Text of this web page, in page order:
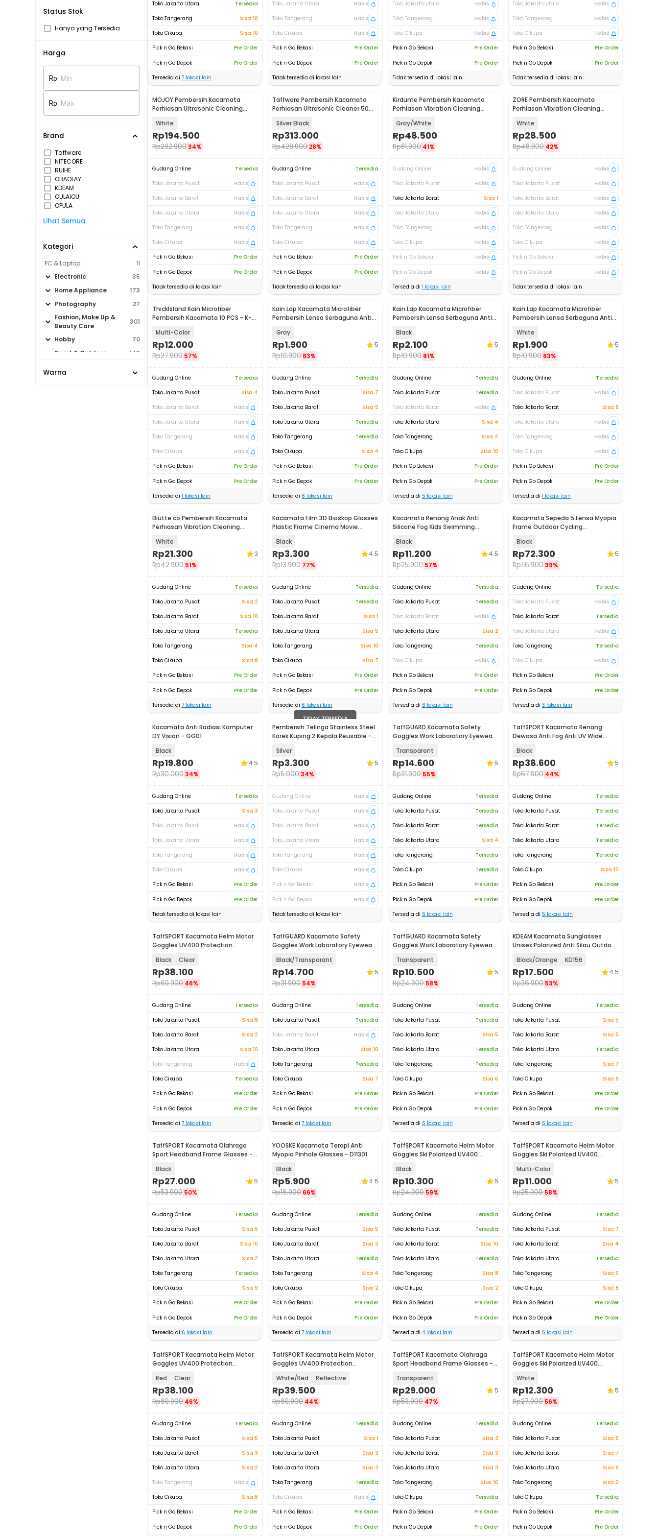
Status Stok
Hanya yang Tersedia
Harga
Rp Min
Rp Max
Brand
Taffware
NITECORE
RUIHE
OBAOLAY
KDEAM
OULAIOU
OPULA
Lihat Semua
Kategori
PC & Laptop
11
Electronic
35
Home Appliance
173
Photography
27
Fashion, Make Up &
Beauty Care
301
Hobby
70
Sport & Outdoor
143
Warna
Toko Jakarta Utara
Tersedia
Toko Tangerang
Sisa 10
Toko Cikupa
Sisa 10
Pick n Go Bekasi
Pre Order
Pick n Go Depok
Pre Order
Tersedia di 7lokasi lain
Toko Jakarta Utara
Habis
Toko Tangerang
Habis
Toko Cikupa
Habis
Pick n Go Bekasi
Pre Order
Pick n Go Depok
Pre Order
Tidak tersedia di lokasi lain
Toko Jakarta Utara
Habis
Toko Tangerang
Habis
Toko Cikupa
Habis
Pick n Go Bekasi
Pre Order
Pick n Go Depok
Pre Order
Tidak tersedia di lokasi lain
Toko Jakarta Utara
Habis
Toko Tangerang
Habis
Toko Cikupa
Habis
Pick n Go Bekasi
Pre Order
Pick n Go Depok
Pre Order
Tidak tersedia di lokasi lain
MOJOY Pembersih Kacamata
Perhiasan Ultrasonic Cleaning
White
Rp194.500
Rp292.900 34%
Gudang Online
Tersedia
Toko Jakarta Pusat
Habis
Toko Jakarta Barat
Habis
Toko Jakarta Utara
Habis
Toko Tangerang
Habis
Toko Cikupa
Habis
Pick n Go Bekasi
Pre Order
Pick n Go Depok
Pre Order
Tidak tersedia di lokasi lain
Taffware Pembersih Kacamata
Perhiasan Ultrasonic Cleaner 50W
Silver Black
Rp313.000
Rp428.900 28%
Gudang Online
Tersedia
Toko Jakarta Pusat
Habis
Toko Jakarta Barat
Habis
Toko Jakarta Utara
Habis
Toko Tangerang
Habis
Toko Cikupa
Habis
Pick n Go Bekasi
Pre Order
Pick n Go Depok
Pre Order
Tidak tersedia di lokasi lain
Kirdume Pembersih Kacamata
Perhiasan Vibration Cleaning
Gray/White
Rp48.500
Rp81.900 41%
Gudang Online
Habis
Toko Jakarta Pusat
Habis
Toko Jakarta Barat
Sisa 1
Toko Jakarta Utara
Habis
Toko Tangerang
Habis
Toko Cikupa
Habis
Pick n Go Bekasi
Habis
Pick n Go Depok
Habis
Tersedia di 1 lokasi lain
Akan Datang
ZORE Pembersih Kacamata
Perhiasan Vibration Cleaning
White
Rp28.500
Rp48.900 42%
Gudang Online
Habis
Toko Jakarta Pusat
Habis
Toko Jakarta Barat
Habis
Toko Jakarta Utara
Habis
Toko Tangerang
Habis
Toko Cikupa
Habis
Pick n Go Bekasi
Habis
Pick n Go Depok
Habis
Tidak tersedia di lokasi lain
ThickIsland Kain Microfiber
Pembersih Kacamata 10 PCS - K-
Multi-Color
Rp12.000
Rp27.900 57%
Gudang Online
Tersedia
Toko Jakarta Pusat
Sisa 4
Toko Jakarta Barat
Habis
Toko Jakarta Utara
Habis
Toko Tangerang
Habis
Toko Cikupa
Habis
Pick n Go Bekasi
Pre Order
Pick n Go Depok
Pre Order
Tersedia di 1 lokasi lain
Kain Lap Kacamata Microfiber
Pembersih Lensa Serbaguna Anti
Gray
Rp1.900
Rp10.900 83%
5
Gudang Online
Tersedia
Toko Jakarta Pusat
Sisa 7
Toko Jakarta Barat
Sisa 5
Toko Jakarta Utara
Tersedia
Toko Tangerang
Tersedia
Toko Cikupa
Sisa 4
Pick n Go Bekasi
Pre Order
Pick n Go Depok
Pre Order
Tersedia di 6 lokasi lain
Kain Lap Kacamata Microfiber
Pembersih Lensa Serbaguna Anti
Black
Rp2.100
Rp10.900 81%
5
Gudang Online
Tersedia
Toko Jakarta Pusat
Tersedia
Toko Jakarta Barat
Habis
Toko Jakarta Utara
Sisa 4
Toko Tangerang
Sisa 4
Toko Cikupa
Sisa 10
Pick n Go Bekasi
Pre Order
Pick n Go Depok
Pre Order
Tersedia di 5 lokasi lain
Kain Lap Kacamata Microfiber
Pembersih Lensa Serbaguna Anti
White
Rp1.900
Rp10.900 83%
5
Gudang Online
Tersedia
Toko Jakarta Pusat
Habis
Toko Jakarta Barat
Sisa 6
Toko Jakarta Utara
Habis
Toko Tangerang
Habis
Toko Cikupa
Habis
Pick n Go Bekasi
Pre Order
Pick n Go Depok
Pre Order
Tersedia di 1 lokasi lain
Biutte.co Pembersih Kacamata
Perhiasan Vibration Cleaning
White
Rp21.300
Rp42.900 51%
3
Gudang Online
Tersedia
Toko Jakarta Pusat
Sisa 2
Toko Jakarta Barat
Sisa 10
Toko Jakarta Utara
Tersedia
Toko Tangerang
Sisa 4
Toko Cikupa
Sisa 9
Pick n Go Bekasi
Pre Order
Pick n Go Depok
Pre Order
Tersedia di 7lokasi lain
Kacamata Film 3D Bioskop Glasses
Plastic Frame Cinema Movie
Black
Rp3.300
Rp13.900 77%
4.5
Gudang Online
Tersedia
Toko Jakarta Pusat
Tersedia
Toko Jakarta Barat
Sisa 1
Toko Jakarta Utara
Sisa 5
Toko Tangerang
Sisa 10
Toko Cikupa
Sisa 7
Pick n Go Bekasi
Pre Order
Pick n Go Depok
Pre Order
Tersedia di 6 lokasi lain
Kacamata Renang Anak Anti
Silicone Fog Kids Swimming
Black
Rp11.200
Rp25.900 57%
4.5
Gudang Online
Tersedia
Toko Jakarta Pusat
Tersedia
Toko Jakarta Barat
Habis
Toko Jakarta Utara
Sisa 2
Toko Tangerang
Tersedia
Toko Cikupa
Habis
Pick n Go Bekasi
Pre Order
Pick n Go Depok
Pre Order
Tersedia di 6 lokasi lain
Kacamata Sepeda 5 Lensa Myopia
Frame Outdoor Cycling
Black
Rp72.300
Rp116.90039%
5
Gudang Online
Tersedia
Toko Jakarta Pusat
Habis
Toko Jakarta Barat
Tersedia
Toko Jakarta Utara
Habis
Toko Tangerang
Tersedia
Toko Cikupa
Habis
Pick n Go Bekasi
Pre Order
Pick n Go Depok
Pre Order
Tersedia di 3 lokasi lain
Kacamata Anti Radiasi Komputer
DY Vision - GG01
Black
Rp19.800
Rp30.000 34%
4.5
Gudang Online
Tersedia
Toko Jakarta Pusat
Sisa 3
Toko Jakarta Barat
Habis
Toko Jakarta Utara
Habis
Toko Tangerang
Habis
Toko Cikupa
Habis
Pick n Go Bekasi
Pre Order
Pick n Go Depok
Pre Order
Tidak tersedia di lokasi lain
TIDAK TERSEDIA
Pembersih Telinga Stainless Steel
Korek Kuping 2 Kepala Reusable -
Silver
Rp3.300
Rp5.00034%
5
Gudang Online
Habis
Toko Jakarta Pusat
Habis
Toko Jakarta Barat
Habis
Toko Jakarta Utara
Habis
Toko Tangerang
Habis
Toko Cikupa
Habis
Pick n Go Bekasi
Habis
Pick n Go Depok
Habis
Tidak tersedia di lokasi lain
TaffGUARD Kacamata Safety
Goggles Work Laboratory Eyewear
Transparent
Rp14.600
Rp31.900 55%
5
Gudang Online
Tersedia
Toko Jakarta Pusat
Tersedia
Toko Jakarta Barat
Tersedia
Toko Jakarta Utara
Sisa 4
Toko Tangerang
Tersedia
Toko Cikupa
Tersedia
Pick n Go Bekasi
Pre Order
Pick n Go Depok
Pre Order
Tersedia di 6 lokasi lain
TaffSPORT Kacamata Renang
Dewasa Anti Fog Anti UV Wide
Black
Rp38.600
Rp67.900 44%
5
Gudang Online
Tersedia
Toko Jakarta Pusat
Tersedia
Toko Jakarta Barat
Tersedia
Toko Jakarta Utara
Tersedia
Toko Tangerang
Tersedia
Toko Cikupa
Sisa 10
Pick n Go Bekasi
Pre Order
Pick n Go Depok
Pre Order
Tersedia di 5 lokasi lain
TaffSPORT Kacamata Helm Motor
Goggles UV400 Protection
Black Clear
Rp38.100
Rp69.900 46%
Gudang Online
Tersedia
Toko Jakarta Pusat
Sisa 8
Toko Jakarta Barat
Sisa 2
Toko Jakarta Utara
Sisa 10
Toko Tangerang
Habis
Toko Cikupa
Tersedia
Pick n Go Bekasi
Pre Order
Pick n Go Depok
Pre Order
Tersedia di 7lokasi lain
TaffGUARD Kacamata Safety
Goggles Work Laboratory Eyewear
Black/Transparant
Rp14.700
Rp31.900 54%
5
Gudang Online
Tersedia
Toko Jakarta Pusat
Tersedia
Toko Jakarta Barat
Habis
Toko Jakarta Utara
Sisa 10
Toko Tangerang
Tersedia
Toko Cikupa
Sisa 7
Pick n Go Bekasi
Pre Order
Pick n Go Depok
Pre Order
Tersedia di 7 lokasi lain
TaffGUARD Kacamata Safety
Goggles Work Laboratory Eyewear
Transparent
Rp10.500
Rp24.900 58%
5
Gudang Online
Tersedia
Toko Jakarta Pusat
Tersedia
Toko Jakarta Barat
Sisa 5
Toko Jakarta Utara
Tersedia
Toko Tangerang
Tersedia
Toko Cikupa
Sisa 6
Pick n Go Bekasi
Pre Order
Pick n Go Depok
Pre Order
Tersedia di 6 lokasi lain
KDEAM Kacamata Sunglasses
Unisex Polarized Anti Silau Outdoor
Black/Orange KD156
Rp17.500
Rp36.900 53%
4.5
Gudang Online
Tersedia
Toko Jakarta Pusat
Sisa 5
Toko Jakarta Barat
Sisa 5
Toko Jakarta Utara
Tersedia
Toko Tangerang
Sisa 7
Toko Cikupa
Sisa 9
Pick n Go Bekasi
Pre Order
Pick n Go Depok
Pre Order
Tersedia di 6 lokasi lain
TaffSPORT Kacamata Olahraga
Sport Headband Frame Glasses -
Black
Rp27.000
Rp53.900 50%
5
Gudang Online
Tersedia
Toko Jakarta Pusat
Sisa 5
Toko Jakarta Barat
Sisa 10
Toko Jakarta Utara
Sisa 2
Toko Tangerang
Tersedia
Toko Cikupa
Sisa 9
Pick n Go Bekasi
Pre Order
Pick n Go Depok
Pre Order
Tersedia di 6 lokasi lain
YOOSKE Kacamata Terapi Anti
Myopia Pinhole Glasses - D11301
Black
Rp5.900
Rp16.900 66%
4.5
Gudang Online
Tersedia
Toko Jakarta Pusat
Sisa 5
Toko Jakarta Barat
Sisa 3
Toko Jakarta Utara
Tersedia
Toko Tangerang
Sisa 4
Toko Cikupa
Sisa 2
Pick n Go Bekasi
Pre Order
Pick n Go Depok
Pre Order
Tersedia di 7 lokasi lain
TaffSPORT Kacamata Helm Motor
Goggles Ski Polarized UV400
Black
Rp10.300
Rp24.900 59%
5
Gudang Online
Tersedia
Toko Jakarta Pusat
Tersedia
Toko Jakarta Barat
Sisa 10
Toko Jakarta Utara
Tersedia
Toko Tangerang
Sisa 8
Toko Cikupa
Sisa 2
Pick n Go Bekasi
Pre Order
Pick n Go Depok
Pre Order
Tersedia di 4lokasi lain
TaffSPORT Kacamata Helm Motor
Goggles Ski Polarized UV400
Multi-Color
Rp11.000
Rp25.900 58%
5
Gudang Online
Tersedia
Toko Jakarta Pusat
Sisa 7
Toko Jakarta Barat
Sisa 4
Toko Jakarta Utara
Tersedia
Toko Tangerang
Sisa 5
Toko Cikupa
Sisa 8
Pick n Go Bekasi
Pre Order
Pick n Go Depok
Pre Order
Tersedia di 6 lokasi lain
TaffSPORT Kacamata Helm Motor
Goggles UV400 Protection
Red Clear
Rp38.100
Rp69.900 46%
Gudang Online
Tersedia
Toko Jakarta Pusat
Sisa 5
Toko Jakarta Barat
Sisa 3
Toko Jakarta Utara
Sisa 2
Toko Tangerang
Habis
Toko Cikupa
Sisa 8
Pick n Go Bekasi
Pre Order
Pick n Go Depok Pre Order
TaffSPORT Kacamata Helm Motor
Goggles UV400 Protection
White/Red Reflective
Rp39.500
Rp69.900 44%
Gudang Online
Tersedia
Toko Jakarta Pusat
Sisa 1
Toko Jakarta Barat
Sisa 3
Toko Jakarta Utara
Sisa 3
Toko Tangerang
Tersedia
Toko Cikupa
Habis
Pick n Go Bekasi
Pre Order
Pick n Go Depok Pre Order
TaffSPORT Kacamata Olahraga
Sport Headband Frame Glasses -
Transparent
Rp29.000
Rp53.900 47%
5
Gudang Online
Tersedia
Toko Jakarta Pusat
Sisa 3
Toko Jakarta Barat
Sisa 3
Toko Jakarta Utara
Sisa 3
Toko Tangerang
Sisa 10
Toko Cikupa
Tersedia
Pick n Go Bekasi
Pre Order
Pick n Go Depok Pre Order
TaffSPORT Kacamata Helm Motor
Goggles Ski Polarized UV400
White
Rp12.300
Rp27.900 56%
5
Gudang Online
Tersedia
Toko Jakarta Pusat
Sisa 5
Toko Jakarta Barat
Sisa 7
Toko Jakarta Utara
Sisa 6
Toko Tangerang
Sisa 2
Toko Cikupa
Tersedia
Pick n Go Bekasi
Pre Order
Pick n Go Depok Pre Order